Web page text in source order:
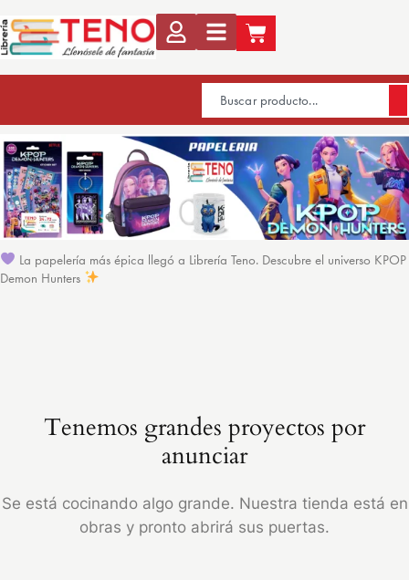
La papelería más épica llegó a Librería Teno. Descubre el universo KPOP
Demon Hunters
Tenemos grandes proyectos por
anunciar
Se está cocinando algo grande. Nuestra tienda está en
obras y pronto abrirá sus puertas.